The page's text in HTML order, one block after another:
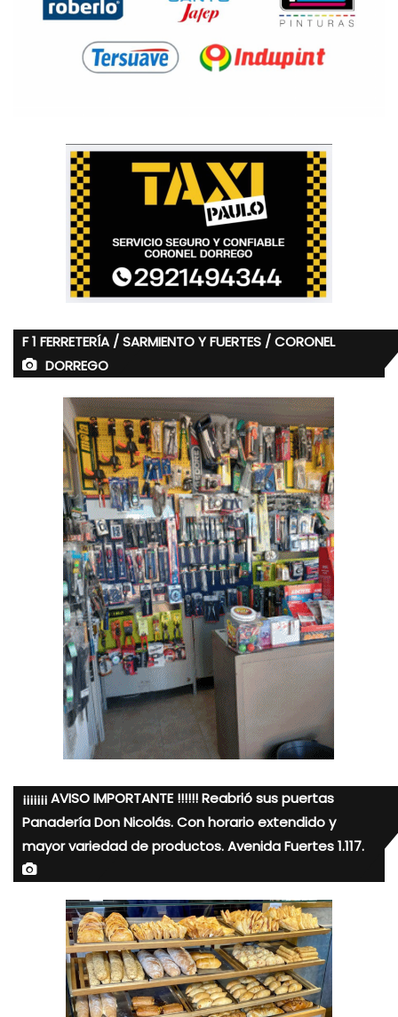
F 1 FERRETERÍA / SARMIENTO Y FUERTES / CORONEL
DORREGO
¡¡¡¡¡¡¡ AVISO IMPORTANTE !!!!!! Reabrió sus puertas
Panadería Don Nicolás. Con horario extendido y
mayor variedad de productos. Avenida Fuertes 1.117.